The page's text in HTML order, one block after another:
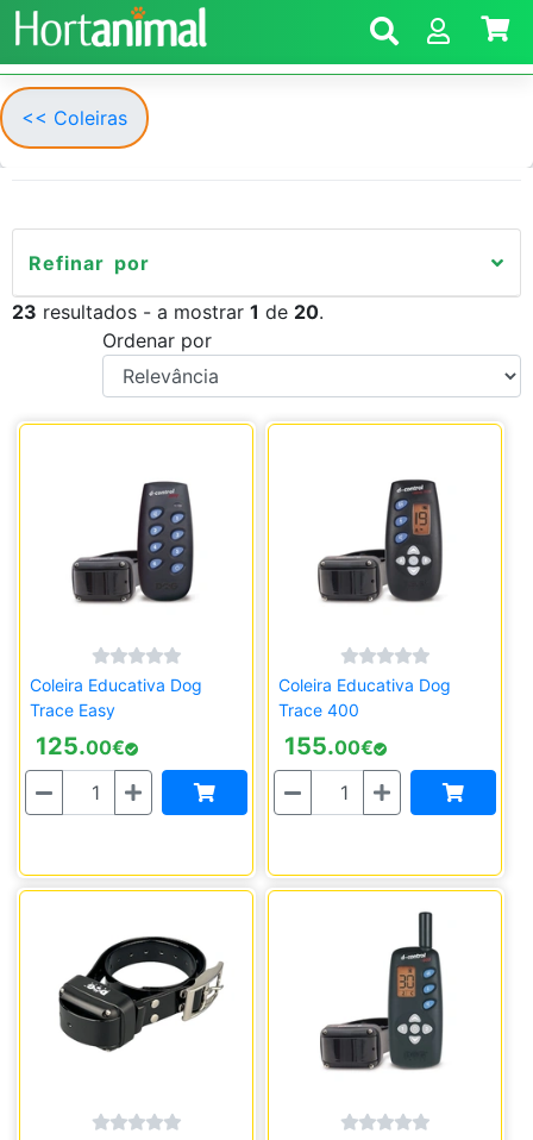
<< Coleiras
Refinar por
23 resultados - a mostrar 1 de 20.
Ordenar por
Coleira Educativa Dog
Trace Easy
125.00€
Quantidade
Coleira Educativa Dog
Trace 400
155.00€
Quantidade